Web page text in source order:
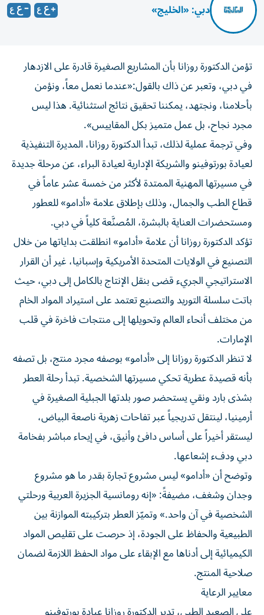
دبي: «الخليج»
تؤمن الدكتورة روزانا بأن المشاريع الصغيرة قادرة على الازدهار
في دبي، وتعبر عن ذاك بالقول:«عندما نعمل معاً، ونؤمن
بأحلامنا، ونجتهد، يمكننا تحقيق نتائج استثنائية. هذا ليس
مجرد نجاح، بل عمل متميز بكل المقاييس».
وفي ترجمة عملية لذلك، تبدأ الدكتورة روزانا، المديرة التنفيذية
لعيادة بورتوفينو والشريكة الإدارية لعيادة البراء، عن مرحلة جديدة
في مسيرتها المهنية الممتدة لأكثر من خمسة عشر عاماً في
قطاع الطب والجمال، وذلك بإطلاق علامة «أدامو» للعطور
ومستحضرات العناية بالبشرة، المُصنَّعة كلياً في دبي.
تؤكد الدكتورة روزانا أن علامة «أدامو» انطلقت بداياتها من خلال
التصنيع في الولايات المتحدة الأمريكية وإسبانيا، غير أن القرار
الاستراتيجي الجريء قضى بنقل الإنتاج بالكامل إلى دبي، حيث
باتت سلسلة التوريد والتصنيع تعتمد على استيراد المواد الخام
من مختلف أنحاء العالم وتحويلها إلى منتجات فاخرة في قلب
الإمارات.
لا تنظر الدكتورة روزانا إلى «أدامو» بوصفه مجرد منتج، بل تصفه
بأنه قصيدة عطرية تحكي مسيرتها الشخصية. تبدأ رحلة العطر
بشذى بارد ونقي يستحضر صور بلدتها الجبلية الصغيرة في
أرمينيا، لينتقل تدريجياً عبر تفاحات زهرية ناصعة البياض،
ليستقر أخيراً على أساس دافئ وأنيق، في إيحاء مباشر بفخامة
دبي ودفء إشعاعها.
وتوضح أن «أدامو» ليس مشروع تجارة بقدر ما هو مشروع
وجدان وشغف، مضيفةً: «إنه رومانسية الجزيرة العربية ورحلتي
الشخصية في آن واحد.» وتميّز العطر بتركيبته الموازنة بين
الطبيعية والحفاظ على الجودة، إذ حرصت على تقليص المواد
الكيميائية إلى أدناها مع الإبقاء على مواد الحفظ اللازمة لضمان
صلاحية المنتج.
معايير الرعاية